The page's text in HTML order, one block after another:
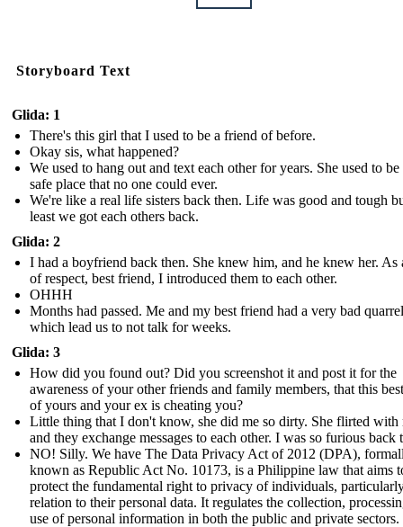
Storyboard Text
Glida: 1
There's this girl that I used to be a friend of before.
Okay sis, what happened?
We used to hang out and text each other for years. She used to
safe place that no one could ever.
We're like a real life sisters back then. Life was good and tough
least we got each others back.
Glida: 2
I had a boyfriend back then. She knew him, and he knew her. As
of respect, best friend, I introduced them to each other.
OHHH
Months had passed. Me and my best friend had a very bad quarrel
which lead us to not talk for weeks.
Glida: 3
How did you found out? Did you screenshot it and post it for the
awareness of your other friends and family members, that this
of yours and your ex is cheating you?
Little thing that I don't know, she did me so dirty. She flirted with
and they exchange messages to each other. I was so furious back
NO! Silly. We have The Data Privacy Act of 2012 (DPA),
known as Republic Act No. 10173, is a Philippine law that aims
protect the fundamental right to privacy of individuals,
relation to their personal data. It regulates the collection,
use of personal information in both the public and private sectors.